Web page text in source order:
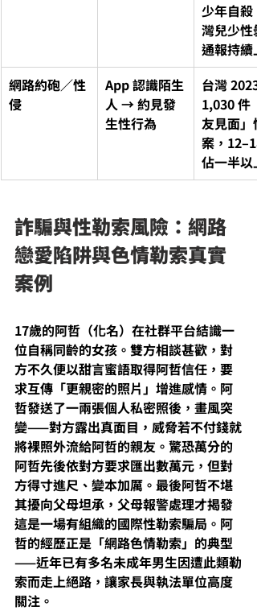
少年自殺
灣兒少性
通報持續
網路約砲／性
侵
App 認識陌生
人 → 約見發
生性行為
台灣 2023
1,030 件
友見面」
案，
佔一半以上
詐騙與性勒索風險：網路
戀愛陷阱與色情勒索真實
案例
17歲的阿哲（化名）在社群平台結識一
位自稱同齡的女孩。雙方相談甚歡，對
方不久便以甜言蜜語取得阿哲信任，要
求互傳「更親密的照片」增進感情。阿
哲發送了一兩張個人私密照後，畫風突
變——對方露出真面目，威脅若不付錢就
將裸照外流給阿哲的親友。驚恐萬分的
阿哲先後依對方要求匯出數萬元，但對
方得寸進尺、變本加厲。最後阿哲不堪
其擾向父母坦承，父母報警處理才揭發
這是一場有組織的國際性勒索騙局。阿
哲的經歷正是 「網路色情勒索」的典型
——近年已有多名未成年男生因遭此類勒
索而走上絕路，讓家長與執法單位高度
關注。